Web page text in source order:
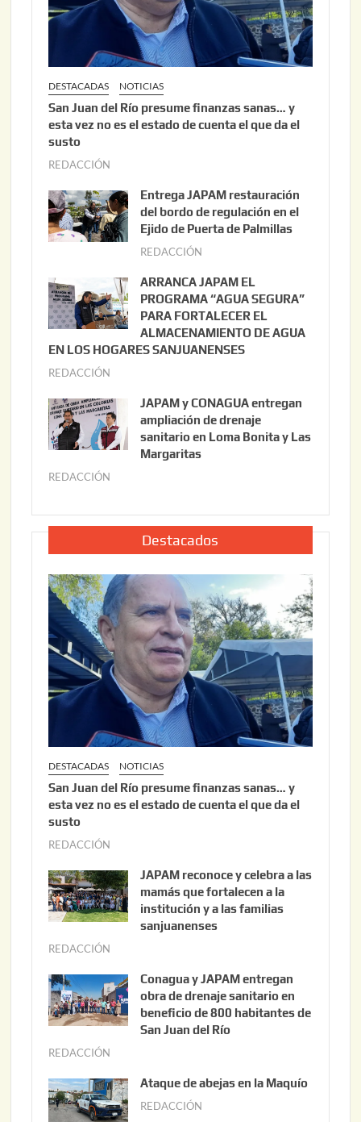
DESTACADAS NOTICIAS
San Juan del Río presume finanzas sanas… y
esta vez no es el estado de cuenta el que da el
susto
REDACCIÓN
o
s
t
3
,
2
0
Entrega JAPAM restauración
del bordo de regulación en el
Ejido de Puerta de Palmillas
REDACCIÓN
i
o
2
2
0
ARRANCA JAPAM EL
PROGRAMA “AGUA SEGURA”
PARA FORTALECER EL
ALMACENAMIENTO DE AGUA
EN LOS HOGARES SANJUANENSES
REDACCIÓN
l
i
o
,
0
2
6
JAPAM y CONAGUA entregan
ampliación de drenaje
sanitario en Loma Bonita y Las
Margaritas
REDACCIÓN
l
o
2
2
,
2
6
Destacados
DESTACADAS NOTICIAS
San Juan del Río presume finanzas sanas… y
esta vez no es el estado de cuenta el que da el
susto
REDACCIÓN
o
s
t
,
2
0
JAPAM reconoce y celebra a las
mamás que fortalecen a la
institución y a las familias
sanjuanenses
REDACCIÓN
n
i
o
,
2
Conagua y JAPAM entregan
obra de drenaje sanitario en
beneficio de 800 habitantes de
San Juan del Río
REDACCIÓN
n
i
Ataque de abejas en la Maquío
REDACCIÓN